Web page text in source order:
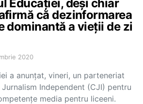
Educației, deși chiar
că dezinformarea
dominantă a vieții de zi
2020
a anunțat, vineri, un parteneriat
Independent (CJI) pentru
media pentru liceeni.